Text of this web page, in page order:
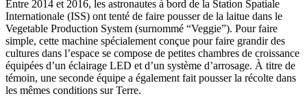
Entre 2014 et 2016, les astronautes à bord de la Station Spatiale
Internationale (ISS) ont tenté de faire pousser de la laitue dans le
Vegetable Production System (surnommé “Veggie”). Pour faire
simple, cette machine spécialement conçue pour faire grandir des
cultures dans l’espace se compose de petites chambres de croissance
équipées d’un éclairage LED et d’un système d’arrosage. À titre de
témoin, une seconde équipe a également fait pousser la récolte dans
les mêmes conditions sur Terre.